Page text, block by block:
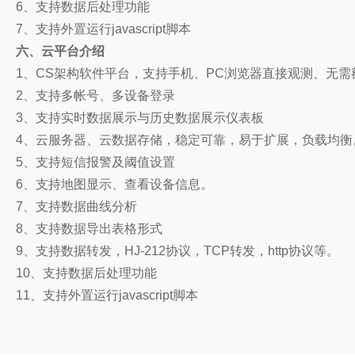
6、支持数据后处理功能
7、支持外置运行javascript脚本
六、云平台介绍
1、CS架构软件平台，支持手机、PC浏览器直接观测、无需
2、支持多帐号、多设备登录
3、支持实时数据展示与历史数据展示仪表板
4、云服务器、云数据存储，稳定可靠，易于扩展，负载均衡
5、支持短信报警及阈值设置
6、支持地图显示、查看设备信息。
7、支持数据曲线分析
8、支持数据导出表格形式
9、支持数据转发，HJ-212协议，TCP转发，http协议等。
10、支持数据后处理功能
11、支持外置运行javascript脚本